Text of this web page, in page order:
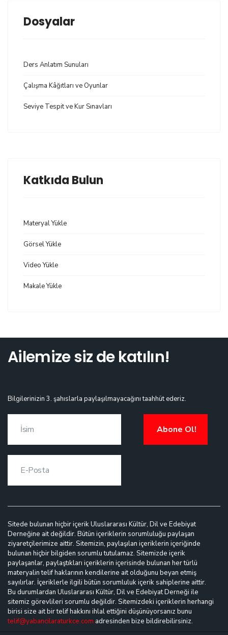
Dosyalar
Ders Anlatım Sunuları
Çalışma Kâğıtları ve Oyunlar
Seviye Tespit ve Kur Sınavları
Katkıda Bulun
Materyal Yükle
Görsel Yükle
Video Yükle
Makale Yükle
Ailemize siz de katılın!
Bilgilerinizin 3. şahıslarla paylaşılmayacağını taahhüt ederiz.
Abone Ol!
Sitede bulunan hiçbir içerik Uluslararası Kültür, Dil ve Edebiyat
Derneğine ait değildir. Bütün içeriklerin sorumluluğu paylaşan
ziyaretçilerimize aittir. Sitemizin, paylaşılan içeriklerin içeriğinde
bulunan hiçbir bilgiden sorumlu tutulamaz. Sitemizde içerik
paylaşanlar, paylaştıkları içeriklerin içerisinde bulunan her türlü
materyalin telif haklarının kendilerine ait olduğunu beyan etmiş
sayılırlar. İçeriklerle ilgili bütün sorumluluk içerik sahiplerine aittir.
Bu durumlardan Uluslararası Kültür, Dil ve Edebiyat Derneği ile
sitemiz görevlileri sorumlu değildir. Sitemizdeki içeriklerin herhangi
birisi size ait bir telif hakkını ihlal ettiğini düşünüyorsanız bunu
telif@yabancilaraturkce.com adresinden bize bildirebilirsiniz.